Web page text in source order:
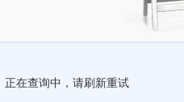
正在查询中，请刷新重试